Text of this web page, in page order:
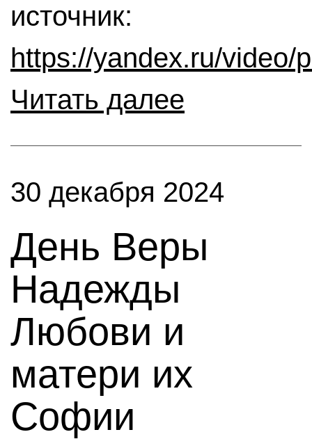
источник:
https://yandex.ru/video/
Читать далее
30 декабря 2024
День Веры
Надежды
Любови и
матери их
Софии